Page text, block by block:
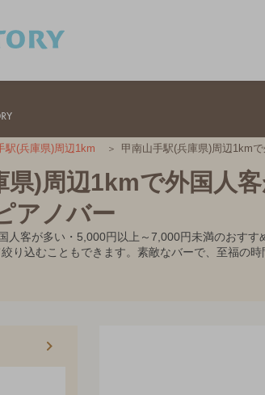
駅(兵庫県)周辺1km 甲南山手駅(兵庫県)周辺1km
県)周辺1kmで外国人
アノバー
人客が多い・5,000円以上～7,000円未満のおす
り込むこともできます。素敵なバーで、至福の時